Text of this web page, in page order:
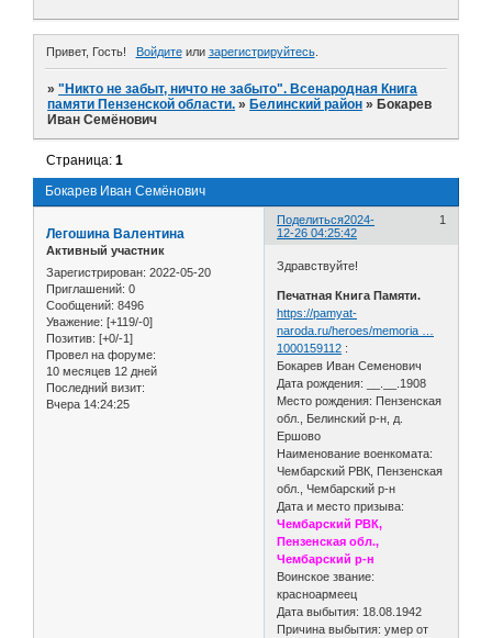
Привет, Гость! Войдитеили зарегистрируйтесь.
»"Никто не забыт, ничто не забыто". Всенародная Книга
памяти Пензенской области. » Белинский район » Бокарев
Иван Семёнович
Бокарев Иван Семёнович
Страница:1
Поделиться 1
2024-
12-26 04:25:42
Легошина Валентина
Активный участник
Зарегистрирован: 2022-05-20
Приглашений: 0
Сообщений: 8496
Уважение: [+119/-0]
Позитив: [+0/-1]
Провел на форуме:
10 месяцев 12 дней
Последний визит:
Вчера 14:24:25
Здравствуйте!
Печатная Книга Памяти.
https://pamyat-
naroda.ru/heroes/memoria …
1000159112 :
Бокарев Иван Семенович
Дата рождения: __.__.1908
Место рождения: Пензенская
обл., Белинский р-н, д.
Ершово
Наименование военкомата:
Чембарский РВК, Пензенская
обл., Чембарский р-н
Дата и место призыва:
Чембарский РВК,
Пензенская обл.,
Чембарский р-н
Воинское звание:
красноармеец
Дата выбытия: 18.08.1942
Причина выбытия: умер от